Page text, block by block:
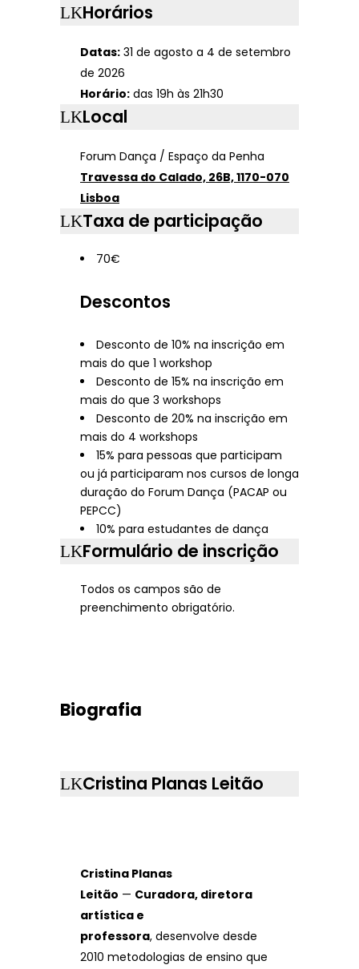
Horários
Datas: 31 de agosto a 4 de setembro
de 2026
Horário: das 19h às 21h30
Local
Forum Dança / Espaço da Penha
Travessa do Calado, 26B, 1170-070
Lisboa
Taxa de participação
70€
Descontos
Desconto de 10% na inscrição em
mais do que 1 workshop
Desconto de 15% na inscrição em
mais do que 3 workshops
Desconto de 20% na inscrição em
mais do 4 workshops
15% para pessoas que participam
ou já participaram nos cursos de longa
duração do Forum Dança (PACAP ou
PEPCC)
10% para estudantes de dança
Formulário de inscrição
Todos os campos são de
preenchimento obrigatório.
Biografia
Cristina Planas Leitão
Cristina Planas
Leitão — Curadora, diretora
artística e
professora, desenvolve desde
2010 metodologias de ensino que